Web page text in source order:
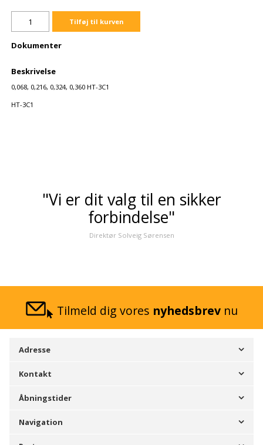
Tilføj til kurven
Dokumenter
Beskrivelse
0,068, 0,216, 0,324, 0,360 HT-3C1
HT-3C1
"Vi er dit valg til en sikker
forbindelse"
Direktør Solveig Sørensen
Tilmeld dig vores nyhedsbrev nu
Adresse
Kontakt
Åbningstider
Navigation